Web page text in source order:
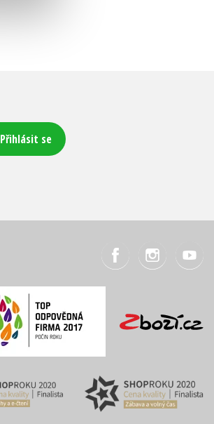
Přihlásit se